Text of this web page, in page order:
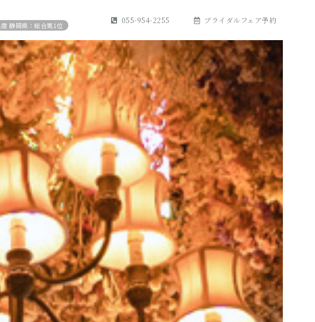
静岡県：総合第1位
055-954-2255 ブライダルフェア予約